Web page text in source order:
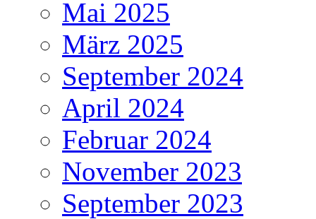
Mai 2025
März 2025
September 2024
April 2024
Februar 2024
November 2023
September 2023